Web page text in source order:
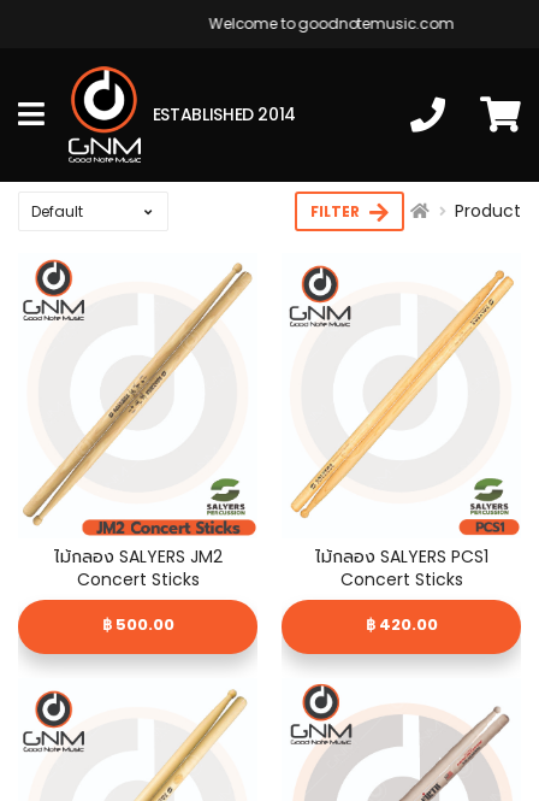
Welcome to goodnotemusic.com
ESTABLISHED 2014
FILTER Product
ไม้กลอง SALYERS JM2
Concert Sticks
฿ 500.00
ไม้กลอง SALYERS PCS1
Concert Sticks
฿ 420.00